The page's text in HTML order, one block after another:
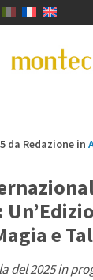
da Redazione in
e
del 2025 in